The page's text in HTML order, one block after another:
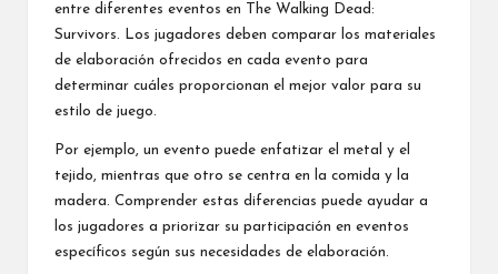
entre diferentes eventos en The Walking Dead:
Survivors. Los jugadores deben comparar los materiales
de elaboración ofrecidos en cada evento para
determinar cuáles proporcionan el mejor valor para su
estilo de juego.
Por ejemplo, un evento puede enfatizar el metal y el
tejido, mientras que otro se centra en la comida y la
madera. Comprender estas diferencias puede ayudar a
los jugadores a priorizar su participación en eventos
específicos según sus necesidades de elaboración.